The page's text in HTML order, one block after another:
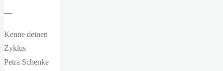
—
Kenne deinen
Zyklus
Petra Schenke